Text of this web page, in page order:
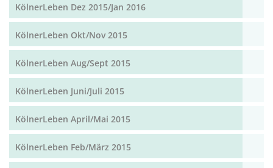
KölnerLeben Dez 2015/Jan 2016
KölnerLeben Okt/Nov 2015
KölnerLeben Aug/Sept 2015
KölnerLeben Juni/Juli 2015
KölnerLeben April/Mai 2015
KölnerLeben Feb/März 2015